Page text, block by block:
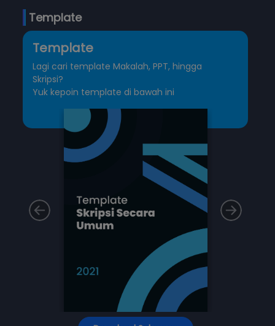
Template
Template
Lagi cari template Makalah, PPT, hingga
Skripsi?
Yuk kepoin template di bawah ini